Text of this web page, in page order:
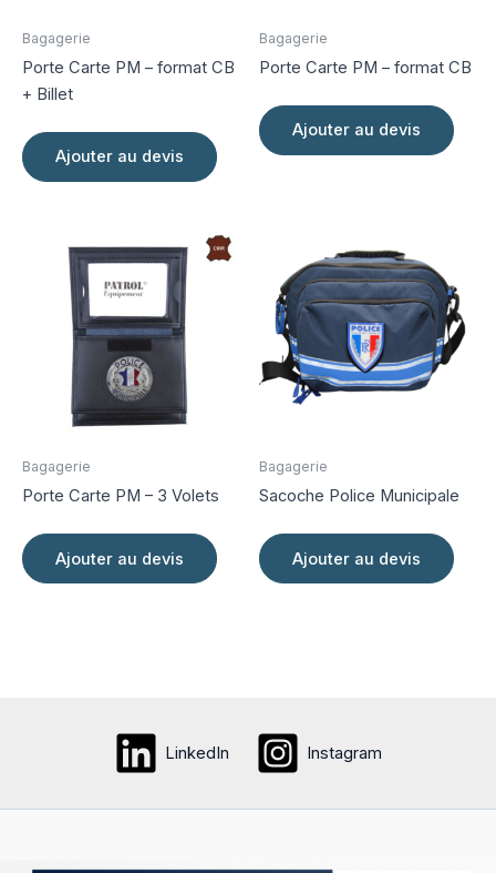
Bagagerie
Porte Carte PM – format CB
+ Billet
Ajouter au devis
Bagagerie
Porte Carte PM – format CB
Ajouter au devis
Bagagerie
Porte Carte PM – 3 Volets
Ajouter au devis
Bagagerie
Sacoche Police Municipale
Ajouter au devis
LinkedIn Instagram